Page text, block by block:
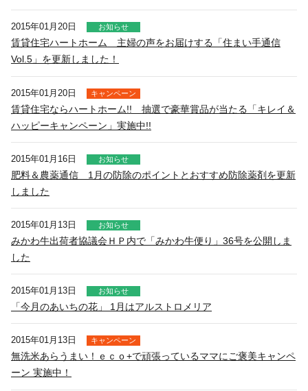
2015年01月20日 お知らせ
賃貸住宅ハートホーム 主婦の声をお届けする「住まい手通信
Vol.5」を更新しました！
2015年01月20日 キャンペーン
賃貸住宅ならハートホーム!! 抽選で豪華賞品が当たる「キレイ＆
ハッピーキャンペーン」実施中!!
2015年01月16日 お知らせ
肥料＆農薬通信 1月の防除のポイントとおすすめ防除薬剤を更新
しました
2015年01月13日 お知らせ
みかわ牛出荷者協議会ＨＰ内で「みかわ牛便り」36号を公開しま
した
2015年01月13日 お知らせ
「今月のあいちの花」 1月はアルストロメリア
2015年01月13日 キャンペーン
無洗米あらうまい！ｅｃｏ+で頑張っているママにご褒美キャンペ
ーン 実施中！